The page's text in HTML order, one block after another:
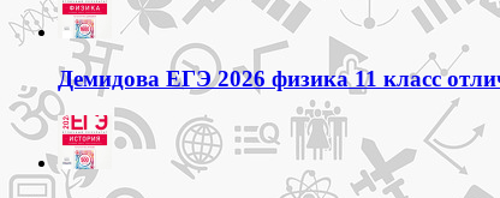
Демидова ЕГЭ 2026 физика 11 класс